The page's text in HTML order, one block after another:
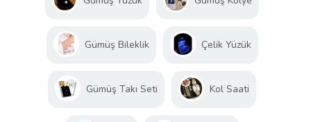
Gümüş Bileklik Çelik Yüzük
Gümüş Takı Seti Kol Saati